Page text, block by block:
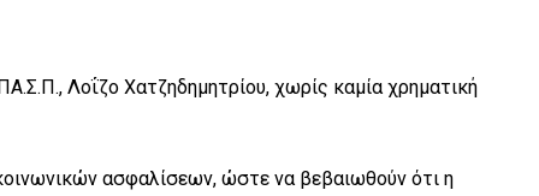
Λοΐζο Χατζηδημητρίου, χωρίς καμία χρηματική
ασφαλίσεων, ώστε να βεβαιωθούν ότι η